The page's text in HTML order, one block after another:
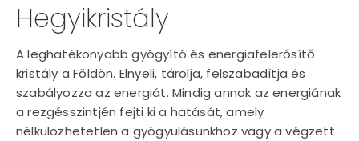
Hegyikristály
A leghatékonyabb gyógyító és energiafelerősítő
kristály a Földön. Elnyeli, tárolja, felszabadítja és
szabályozza az energiát. Mindig annak az energiának
a rezgésszintjén fejti ki a hatását, amely
nélkülözhetetlen a gyógyulásunkhoz vagy a végzett